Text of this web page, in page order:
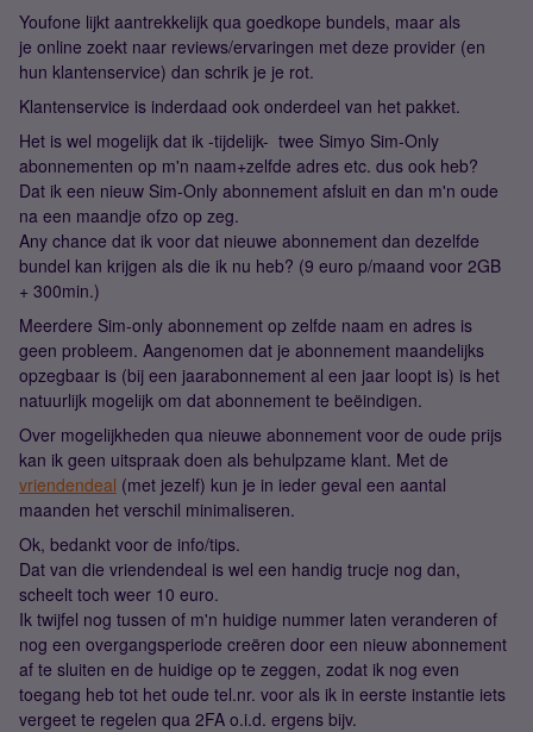
Youfone lijkt aantrekkelijk qua goedkope bundels, maar als
je online zoekt naar reviews/ervaringen met deze provider (en
hun klantenservice) dan schrik je je rot.
Klantenservice is inderdaad ook onderdeel van het pakket.
Het is wel mogelijk dat ik -tijdelijk- twee Simyo Sim-Only
abonnementen op m'n naam+zelfde adres etc. dus ook heb?
Dat ik een nieuw Sim-Only abonnement afsluit en dan m'n oude
na een maandje ofzo op zeg.
Any chance dat ik voor dat nieuwe abonnement dan dezelfde
bundel kan krijgen als die ik nu heb? (9 euro p/maand voor 2GB
+ 300min.)
Meerdere Sim-only abonnement op zelfde naam en adres is
geen probleem. Aangenomen dat je abonnement maandelijks
opzegbaar is (bij een jaarabonnement al een jaar loopt is) is het
natuurlijk mogelijk om dat abonnement te beëindigen.
Over mogelijkheden qua nieuwe abonnement voor de oude prijs
kan ik geen uitspraak doen als behulpzame klant. Met de
vriendendeal (met jezelf) kun je in ieder geval een aantal
maanden het verschil minimaliseren.
Ok, bedankt voor de info/tips.
Dat van die vriendendeal is wel een handig trucje nog dan,
scheelt toch weer 10 euro.
Ik twijfel nog tussen of m'n huidige nummer laten veranderen of
nog een overgangsperiode creëren door een nieuw abonnement
af te sluiten en de huidige op te zeggen, zodat ik nog even
toegang heb tot het oude tel.nr. voor als ik in eerste instantie iets
vergeet te regelen qua 2FA o.i.d. ergens bijv.